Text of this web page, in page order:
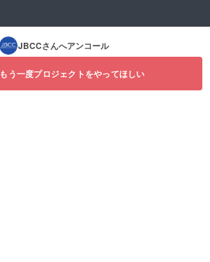
JBCCさんへアンコール
もう一度プロジェクトをやってほしい